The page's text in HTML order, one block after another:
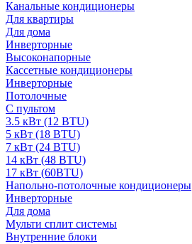
Канальные кондиционеры
Для квартиры
Для дома
Инверторные
Высоконапорные
Кассетные кондиционеры
Инверторные
Потолочные
С пультом
3.5 кВт (12 BTU)
5 кВт (18 BTU)
7 кВт (24 BTU)
14 кВт (48 BTU)
17 кВт (60BTU)
Напольно-потолочные кондиционеры
Инверторные
Для дома
Мульти сплит системы
Внутренние блоки